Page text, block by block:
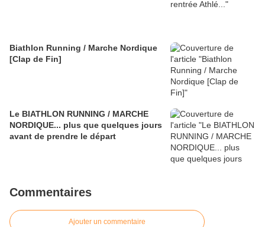
Biathlon Running / Marche Nordique
[Clap de Fin]
Le BIATHLON RUNNING / MARCHE
NORDIQUE... plus que quelques jours
avant de prendre le départ
Commentaires
Ajouter un commentaire